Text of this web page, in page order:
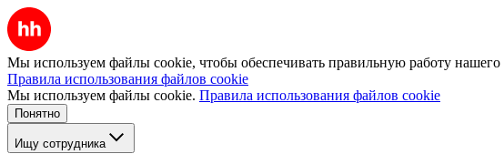
Мы используем файлы cookie, чтобы обеспечивать правильную работу нашего
Правила использования файлов cookie
Мы используем файлы cookie. Правила использования файлов cookie
Понятно
Ищу сотрудника